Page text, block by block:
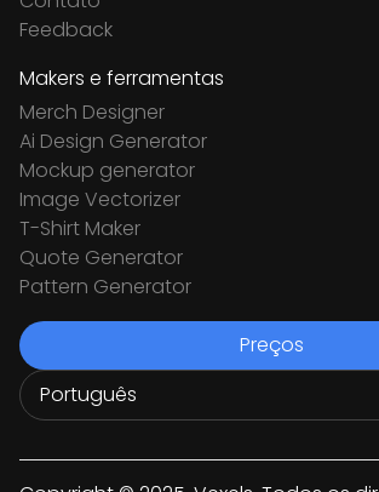
Feedback
Makers e ferramentas
Merch Designer
Ai Design Generator
Mockup generator
Image Vectorizer
T-Shirt Maker
Quote Generator
Pattern Generator
Preços